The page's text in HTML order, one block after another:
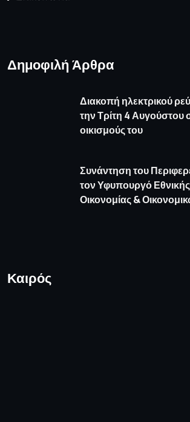
Δημοφιλή Άρθρα
Διακοπή ηλεκτρικού
την Τρίτη 4 Αυγούστου
οικισμούς του
Συνάντηση του
τον Υφυπουργό Εθνικής
Οικονομίας &
Καιρός